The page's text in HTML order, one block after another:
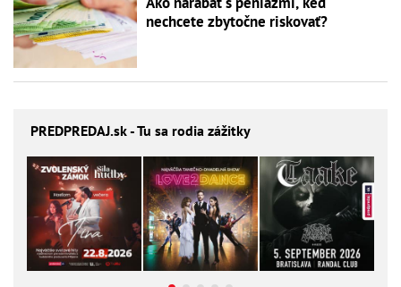
nechcete zbytočne riskovať?
PREDPREDAJ.sk - Tu sa rodia zážitky